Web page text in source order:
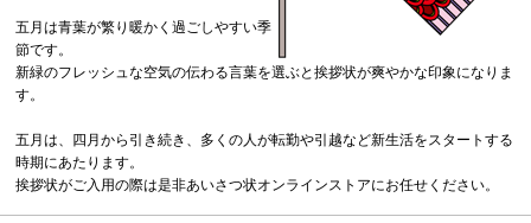
五月は青葉が繁り暖かく過ごしやすい季
節です。
新緑のフレッシュな空気の伝わる言葉を選ぶと挨拶状が爽やかな印象になりま
す。
五月は、四月から引き続き、多くの人が転勤や引越など新生活をスタートする
時期にあたります。
挨拶状がご入用の際は是非あいさつ状オンラインストアにお任せください。